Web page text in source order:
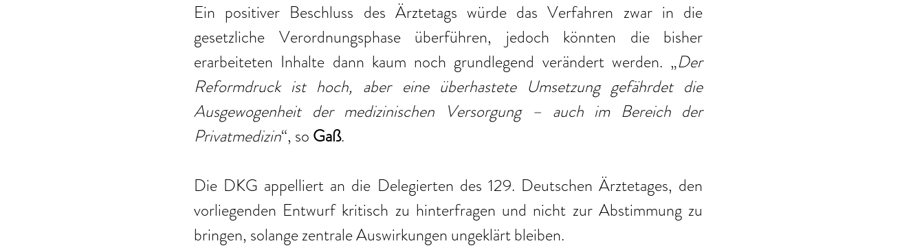
Ein positiver Beschluss des Ärztetags würde das Verfahren zwar in die
gesetzliche Verordnungsphase überführen, jedoch könnten die bisher
erarbeiteten Inhalte dann kaum noch grundlegend verändert werden. „Der
Reformdruck ist hoch, aber eine überhastete Umsetzung gefährdet die
Ausgewogenheit der medizinischen Versorgung – auch im Bereich der
Privatmedizin“, so Gaß.
Die DKG appelliert an die Delegierten des 129. Deutschen Ärztetages, den
vorliegenden Entwurf kritisch zu hinterfragen und nicht zur Abstimmung zu
bringen, solange zentrale Auswirkungen ungeklärt bleiben.